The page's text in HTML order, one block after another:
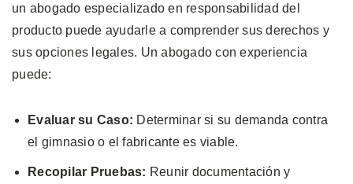
un abogado especializado en responsabilidad del
producto puede ayudarle a comprender sus derechos y
sus opciones legales. Un abogado con experiencia
puede:
Evaluar su Caso: Determinar si su demanda contra
el gimnasio o el fabricante es viable.
Recopilar Pruebas: Reunir documentación y